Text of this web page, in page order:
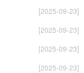
[2025-09-23]
[2025-09-23]
[2025-09-23]
[2025-09-23]